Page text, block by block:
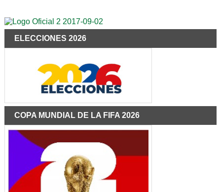
ELECCIONES 2026
COPA MUNDIAL DE LA FIFA 2026